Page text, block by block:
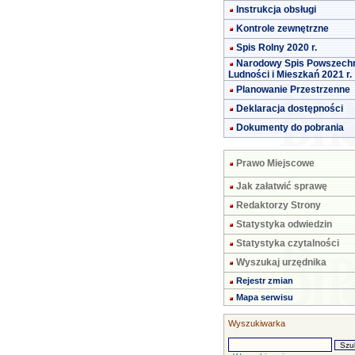
Instrukcja obsługi
Kontrole zewnętrzne
Spis Rolny 2020 r.
Narodowy Spis
Ludności i Mieszkań 2021 r.
Planowanie Przestrzenne
Deklaracja dostępności
Dokumenty do pobrania
Prawo Miejscowe
Jak załatwić sprawę
Redaktorzy Strony
Statystyka odwiedzin
Statystyka czytalności
Wyszukaj urzędnika
Rejestr zmian
Mapa serwisu
Wyszukiwarka